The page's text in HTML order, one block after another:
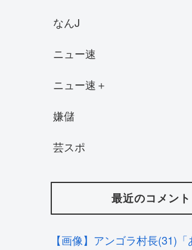
なんJ
ニュー速
ニュー速＋
嫌儲
芸スポ
最近のコメント
【画像】アンゴラ村長(31)